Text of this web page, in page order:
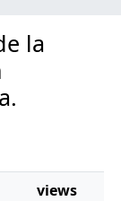
la
views